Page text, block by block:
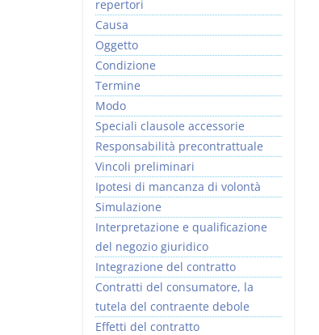
repertori
Causa
Oggetto
Condizione
Termine
Modo
Speciali clausole accessorie
Responsabilità precontrattuale
Vincoli preliminari
Ipotesi di mancanza di volontà
Simulazione
Interpretazione e qualificazione
del negozio giuridico
Integrazione del contratto
Contratti del consumatore, la
tutela del contraente debole
Effetti del contratto